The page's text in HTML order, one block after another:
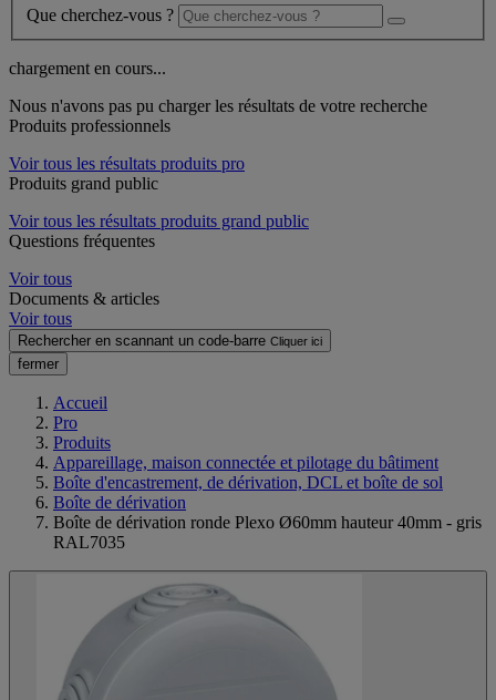
Que cherchez-vous ?
chargement en cours...
Nous n'avons pas pu charger les résultats de votre recherche
Produits professionnels
Voir tous les résultats produits pro
Produits grand public
Voir tous les résultats produits grand public
Questions fréquentes
Voir tous
Documents & articles
Voir tous
Rechercher en scannant un code-barre Cliquer ici
fermer
Accueil
Pro
Produits
Appareillage, maison connectée et pilotage du bâtiment
Boîte d'encastrement, de dérivation, DCL et boîte de sol
Boîte de dérivation
Boîte de dérivation ronde Plexo Ø60mm hauteur 40mm - gris
RAL7035